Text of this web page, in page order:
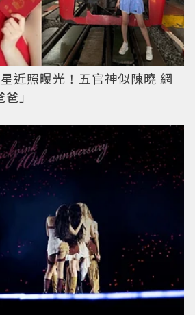
近照曝光！五官神似陳曉 網
」